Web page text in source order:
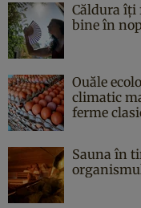
Căldura îți
bine în
Ouăle
climatic
ferme
Sauna în